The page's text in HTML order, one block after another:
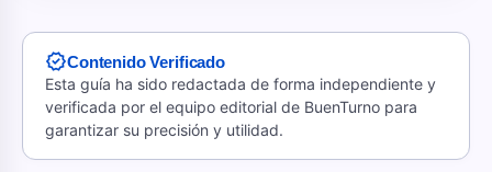
verifiedContenido Verificado
Esta guía ha sido redactada de forma independiente y
verificada por el equipo editorial de BuenTurno para
garantizar su precisión y utilidad.